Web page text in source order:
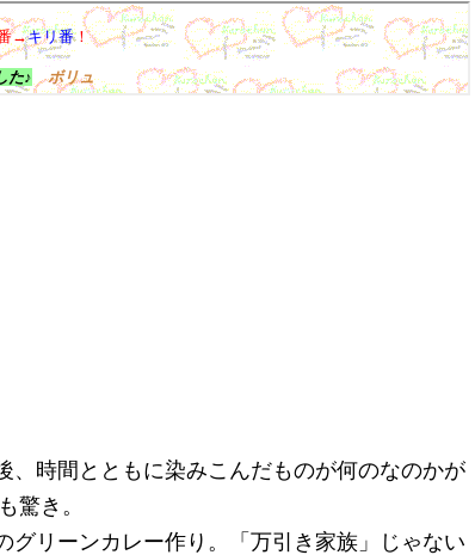
時間とともに染みこんだものが何のなのかが
驚き。
リーンカレー作り。「万引き家族」じゃない